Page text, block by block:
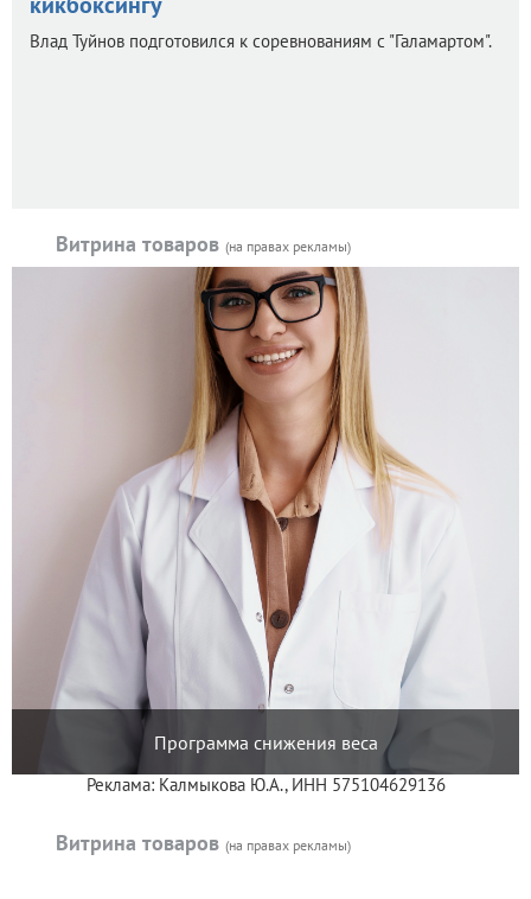
Влад Туйнов подготовился к соревнованиям с "Галамартом".
Витрина товаров (на правах рекламы)
Программа снижения веса
Реклама: Калмыкова Ю.А., ИНН 575104629136
Витрина товаров (на правах рекламы)